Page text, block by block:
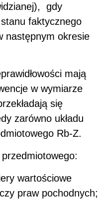
gdy
faktycznego
następnym okresie
mają
w wymiarze
się
zarówno układu
Rb-Z.
przedmiotowego:
wartościowe
praw pochodnych;